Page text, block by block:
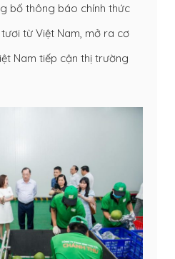
bố thông báo chính thức
từ Việt Nam, mở ra cơ
Nam tiếp cận thị trường